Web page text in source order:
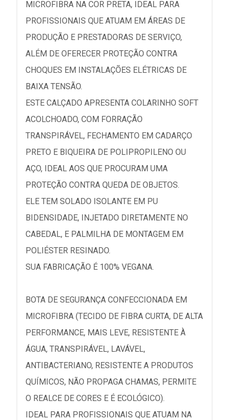
MICROFIBRA NA COR PRETA, IDEAL PARA
PROFISSIONAIS QUE ATUAM EM ÁREAS DE
PRODUÇÃO E PRESTADORAS DE SERVIÇO,
ALÉM DE OFERECER PROTEÇÃO CONTRA
CHOQUES EM INSTALAÇÕES ELÉTRICAS DE
BAIXA TENSÃO.
ESTE CALÇADO APRESENTA COLARINHO SOFT
ACOLCHOADO, COM FORRAÇÃO
TRANSPIRÁVEL, FECHAMENTO EM CADARÇO
PRETO E BIQUEIRA DE POLIPROPILENO OU
AÇO, IDEAL AOS QUE PROCURAM UMA
PROTEÇÃO CONTRA QUEDA DE OBJETOS.
ELE TEM SOLADO ISOLANTE EM PU
BIDENSIDADE, INJETADO DIRETAMENTE NO
CABEDAL, E PALMILHA DE MONTAGEM EM
POLIÉSTER RESINADO.
SUA FABRICAÇÃO É 100% VEGANA.
BOTA DE SEGURANÇA CONFECCIONADA EM
MICROFIBRA (TECIDO DE FIBRA CURTA, DE ALTA
PERFORMANCE, MAIS LEVE, RESISTENTE À
ÁGUA, TRANSPIRÁVEL, LAVÁVEL,
ANTIBACTERIANO, RESISTENTE A PRODUTOS
QUÍMICOS, NÃO PROPAGA CHAMAS, PERMITE
O REALCE DE CORES E É ECOLÓGICO).
IDEAL PARA PROFISSIONAIS QUE ATUAM NA